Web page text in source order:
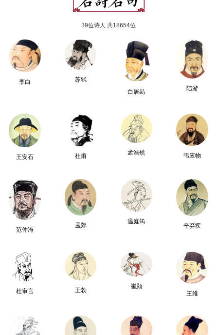
39位诗人 共18654位
李白
苏轼
白居易
陆游
王安石 杜甫
孟浩然 韦应物
范仲淹
孟郊
温庭筠
辛弃疾
杜审言 王勃
崔颢
王维